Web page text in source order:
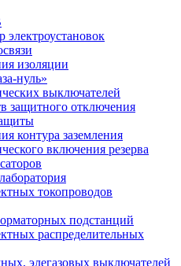
изоляции
нуль»
выключателей
защитного отключения
контура заземления
включения резерва
токопроводов
подстанций
распределительных
элегазовых выключателей